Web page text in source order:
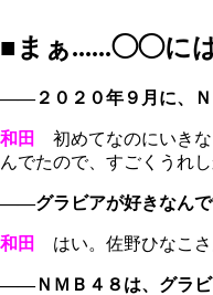
■まぁ......◯◯に
――２０２０年９月に、Ｎ
和田
初めてなのにいきな
んでたので、すごくうれし
――グラビアが好きなんで
和田 はい。佐野ひなこさ
――ＮＭＢ４８は、グラビ